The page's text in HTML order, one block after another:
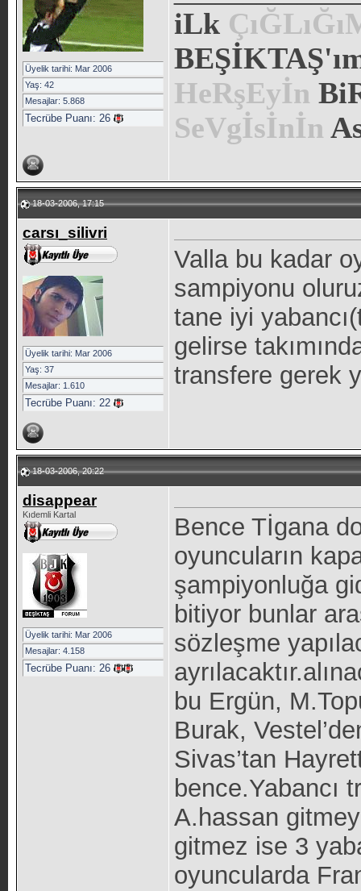
Üyelik tarihi: Mar 2006
Yaş: 42
Mesajlar: 5.868
Tecrübe Puanı: 26
iLk
HeRşEyİn
SeVgİsİnİn
18-03-2006, 17:15
carsı_silivri
Üyelik tarihi: Mar 2006
Yaş: 37
Mesajlar: 1.610
Tecrübe Puanı: 22
Valla bu kadar
sampiyonu
tane iyi
gelirse
transfere gerek
18-03-2006, 20:22
disappear
Kıdemli Kartal
Üyelik tarihi: Mar 2006
Mesajlar: 4.158
Tecrübe Puanı: 26
Bence Tİgana
oyuncuların
şampiyonluğa
bitiyor bunlar
sözleşme
bu Ergün,
Burak,
Sivas’tan
bence.Yabancı
A.hassan
gitmez ise 3
oyuncularda